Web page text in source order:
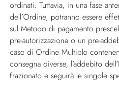
ordinati. Tuttavia, in una fase
dell’Ordine, potranno essere
sul Metodo di pagamento
pre-autorizzazione o un pre-
caso di Ordine Multiplo
consegna diverse, l’addebito
frazionato e seguirà le singole